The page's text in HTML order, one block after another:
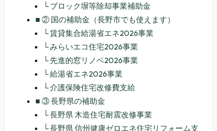
└ブロック塀等除却事業補助金
■ ② 国の補助金（長野市でも使えます）
└賃貸集合給湯省エネ2026事業
└みらいエコ住宅2026事業
└先進的窓リノベ2026事業
└給湯省エネ2026事業
└介護保険住宅改修費支給
■ ③ 長野県の補助金
└長野県 木造住宅耐震改修事業
└長野県 信州健康ゼロエネ住宅リフォーム支